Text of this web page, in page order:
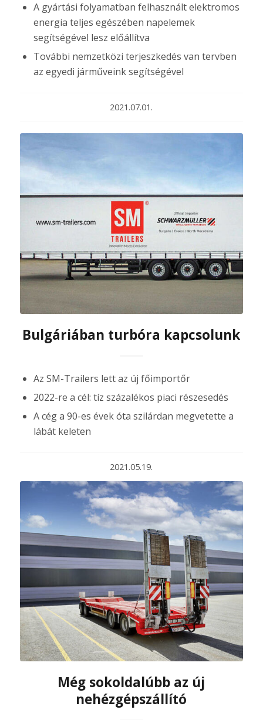
A gyártási folyamatban felhasznált elektromos
energia teljes egészében napelemek
segítségével lesz előállítva
További nemzetközi terjeszkedés van tervben
az egyedi járműveink segítségével
2021.07.01.
Bulgáriában turbóra kapcsolunk
Az SM-Trailers lett az új főimportőr
2022-re a cél: tíz százalékos piaci részesedés
A cég a 90-es évek óta szilárdan megvetette a
lábát keleten
2021.05.19.
Még sokoldalúbb az új
nehézgépszállító